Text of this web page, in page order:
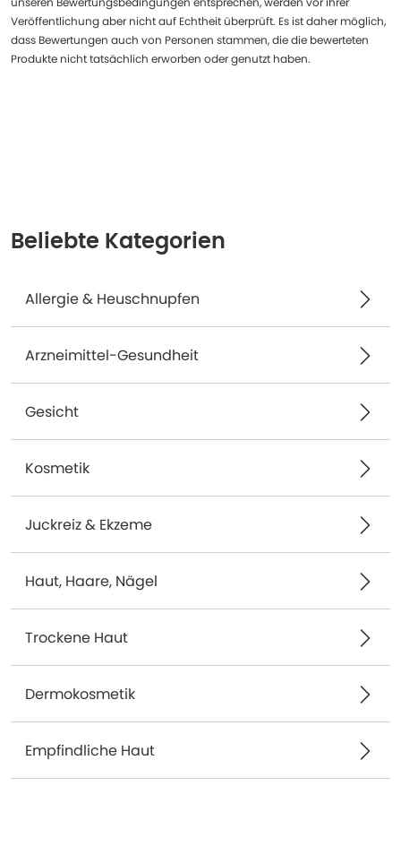
Veröffentlichung aber nicht auf Echtheit überprüft. Es ist daher möglich,
dass Bewertungen auch von Personen stammen, die die bewerteten
Produkte nicht tatsächlich erworben oder genutzt haben.
Beliebte Kategorien
Allergie & Heuschnupfen
Arzneimittel-Gesundheit
Gesicht
Kosmetik
Juckreiz & Ekzeme
Haut, Haare, Nägel
Trockene Haut
Dermokosmetik
Empfindliche Haut